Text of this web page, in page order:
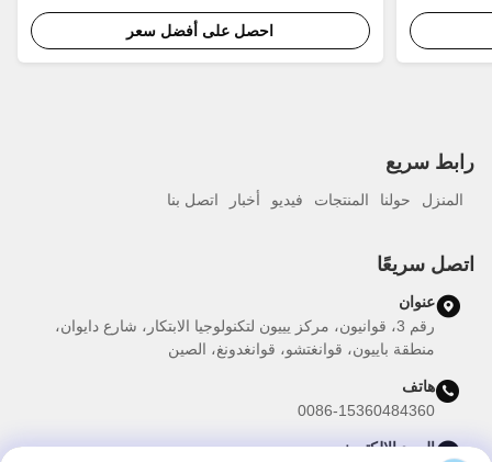
Buick Regal جنوط 18 بوصة
احصل على أفضل سعر
رابط سريع
المنزل حولنا المنتجات فيديو أخبار اتصل بنا
اتصل سريعًا
عنوان
رقم 3، قوانيون، مركز يييون لتكنولوجيا الابتكار، شارع دايوان،
منطقة باييون، قوانغتشو، قوانغدونغ، الصين
هاتف
0086-15360484360
البريد الإلكتروني